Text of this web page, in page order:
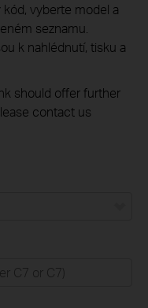
vyberte model a
seznamu.
k nahlédnutí, tisku a
should offer further
contact us